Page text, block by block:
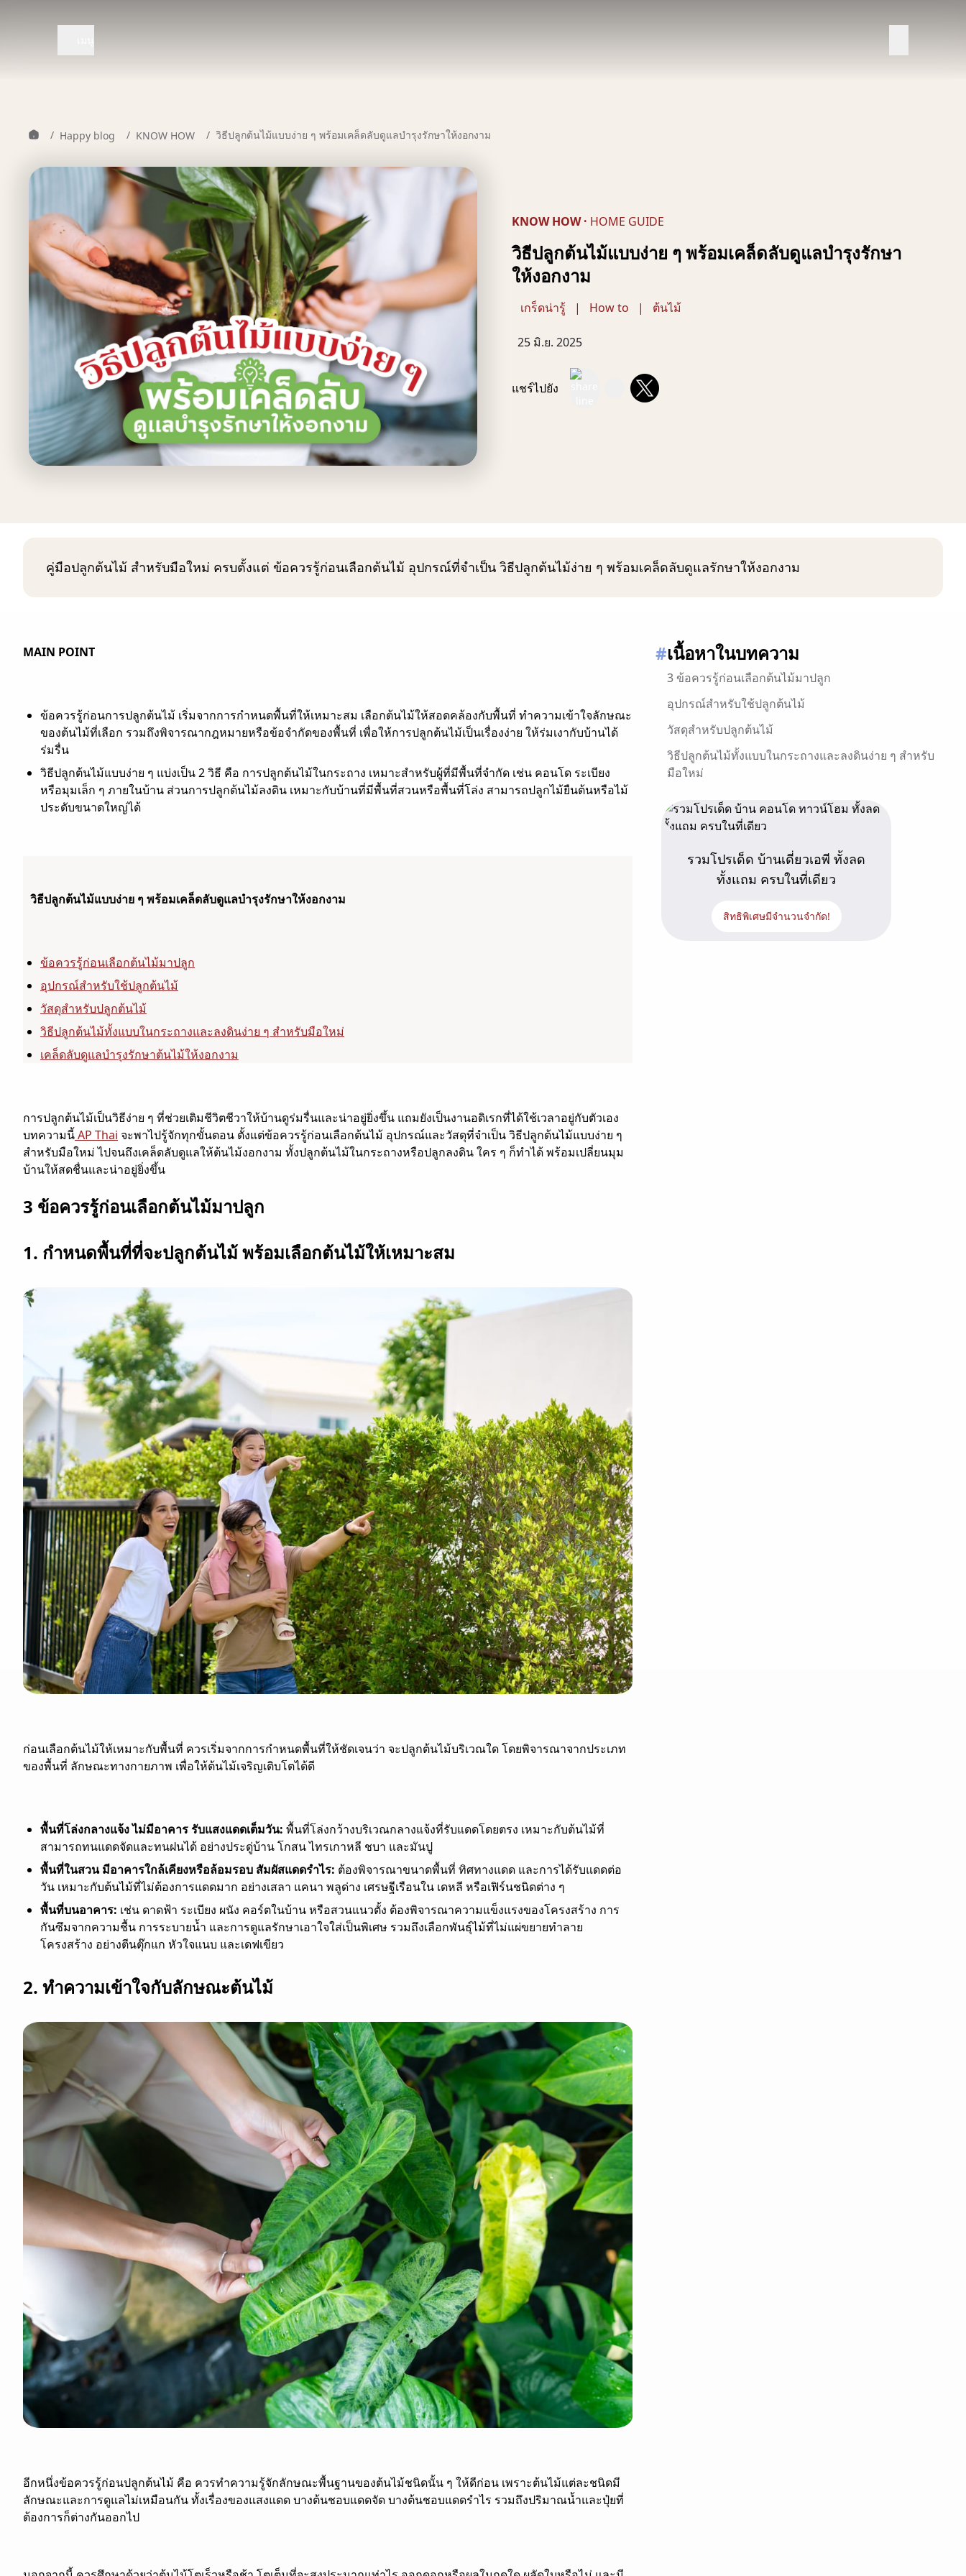
/ Happy blog / KNOW HOW / วิธีปลูกต้นไม้แบบง่าย ๆ พร้อมเคล็ดลับดูแลบำรุงรักษาให้งอกงาม
KNOW HOW· HOME GUIDE
วิธีปลูกต้นไม้แบบง่าย ๆ พร้อมเคล็ดลับดูแลบำรุงรักษา
ให้งอกงาม
เกร็ดน่ารู้ | How to | ต้นไม้
25 มิ.ย. 2025
แชร์ไปยัง
คู่มือปลูกต้นไม้ สำหรับมือใหม่ ครบตั้งแต่ ข้อควรรู้ก่อนเลือกต้นไม้ อุปกรณ์ที่จำเป็น วิธีปลูกต้นไม้ง่าย ๆ พร้อมเคล็ดลับดูแลรักษาให้งอกงาม
#เนื้อหาในบทความ
3 ข้อควรรู้ก่อนเลือกต้นไม้มาปลูก
อุปกรณ์สำหรับใช้ปลูกต้นไม้
วัสดุสำหรับปลูกต้นไม้
วิธีปลูกต้นไม้ทั้งแบบในกระถางและลงดินง่าย ๆ สำหรับ
มือใหม่
6 เคล็ดลับดูแลบำรุงรักษาต้นไม้ให้งอกงาม
รวมต้นไม้น่าปลูก เสริมบรรยากาศบ้านให้น่าอยู่ จาก AP
เปลี่ยนมุมบ้านให้มีชีวิต เริ่มต้นด้วยการปลูกต้นไม้ง่าย ๆ
รวมโปรเด็ด บ้านเดี่ยวเอพี ทั้งลด
ทั้งแถม ครบในที่เดียว
สิทธิพิเศษมีจำนวนจำกัด!
MAIN POINT
ข้อควรรู้ก่อนการปลูกต้นไม้ เริ่มจากการกำหนดพื้นที่ให้เหมาะสม เลือกต้นไม้ให้สอดคล้องกับพื้นที่ ทำความเข้าใจลักษณะ
ของต้นไม้ที่เลือก รวมถึงพิจารณากฎหมายหรือข้อจำกัดของพื้นที่ เพื่อให้การปลูกต้นไม้เป็นเรื่องง่าย ให้ร่มเงากับบ้านได้
ร่มรื่น
วิธีปลูกต้นไม้แบบง่าย ๆ แบ่งเป็น 2 วิธี คือ การปลูกต้นไม้ในกระถาง เหมาะสำหรับผู้ที่มีพื้นที่จำกัด เช่น คอนโด ระเบียง
หรือมุมเล็ก ๆ ภายในบ้าน ส่วนการปลูกต้นไม้ลงดิน เหมาะกับบ้านที่มีพื้นที่สวนหรือพื้นที่โล่ง สามารถปลูกไม้ยืนต้นหรือไม้
ประดับขนาดใหญ่ได้
วิธีปลูกต้นไม้แบบง่าย ๆ พร้อมเคล็ดลับดูแลบำรุงรักษาให้งอกงาม
ข้อควรรู้ก่อนเลือกต้นไม้มาปลูก
อุปกรณ์สำหรับใช้ปลูกต้นไม้
วัสดุสำหรับปลูกต้นไม้
วิธีปลูกต้นไม้ทั้งแบบในกระถางและลงดินง่าย ๆ สำหรับมือใหม่
เคล็ดลับดูแลบำรุงรักษาต้นไม้ให้งอกงาม
การปลูกต้นไม้เป็นวิธีง่าย ๆ ที่ช่วยเติมชีวิตชีวาให้บ้านดูร่มรื่นและน่าอยู่ยิ่งขึ้น แถมยังเป็นงานอดิเรกที่ได้ใช้เวลาอยู่กับตัวเอง
บทความนี้AP Thai จะพาไปรู้จักทุกขั้นตอน ตั้งแต่ข้อควรรู้ก่อนเลือกต้นไม้ อุปกรณ์และวัสดุที่จำเป็น วิธีปลูกต้นไม้แบบง่าย ๆ
สำหรับมือใหม่ ไปจนถึงเคล็ดลับดูแลให้ต้นไม้งอกงาม ทั้งปลูกต้นไม้ในกระถางหรือปลูกลงดิน ใคร ๆ ก็ทำได้ พร้อมเปลี่ยนมุม
บ้านให้สดชื่นและน่าอยู่ยิ่งขึ้น
3 ข้อควรรู้ก่อนเลือกต้นไม้มาปลูก
1. กำหนดพื้นที่ที่จะปลูกต้นไม้ พร้อมเลือกต้นไม้ให้เหมาะสม
ก่อนเลือกต้นไม้ให้เหมาะกับพื้นที่ ควรเริ่มจากการกำหนดพื้นที่ให้ชัดเจนว่า จะปลูกต้นไม้บริเวณใด โดยพิจารณาจากประเภท
ของพื้นที่ ลักษณะทางกายภาพ เพื่อให้ต้นไม้เจริญเติบโตได้ดี
พื้นที่โล่งกลางแจ้ง ไม่มีอาคาร รับแสงแดดเต็มวัน: พื้นที่โล่งกว้างบริเวณกลางแจ้งที่รับแดดโดยตรง เหมาะกับต้นไม้ที่
สามารถทนแดดจัดและทนฝนได้ อย่างประดู่บ้าน โกสน ไทรเกาหลี ชบา และมันปู
พื้นที่ในสวน มีอาคารใกล้เคียงหรือล้อมรอบ สัมผัสแดดรำไร: ต้องพิจารณาขนาดพื้นที่ ทิศทางแดด และการได้รับแดดต่อ
วัน เหมาะกับต้นไม้ที่ไม่ต้องการแดดมาก อย่างเสลา แคนา พลูด่าง เศรษฐีเรือนใน เดหลี หรือเฟิร์นชนิดต่าง ๆ
พื้นที่บนอาคาร: เช่น ดาดฟ้า ระเบียง ผนัง คอร์ตในบ้าน หรือสวนแนวตั้ง ต้องพิจารณาความแข็งแรงของโครงสร้าง การ
กันซึมจากความชื้น การระบายน้ำ และการดูแลรักษาเอาใจใส่เป็นพิเศษ รวมถึงเลือกพันธุ์ไม้ที่ไม่แผ่ขยายทำลาย
โครงสร้าง อย่างตีนตุ๊กแก หัวใจแนบ และเดฟเขียว
2. ทำความเข้าใจกับลักษณะต้นไม้
อีกหนึ่งข้อควรรู้ก่อนปลูกต้นไม้ คือ ควรทำความรู้จักลักษณะพื้นฐานของต้นไม้ชนิดนั้น ๆ ให้ดีก่อน เพราะต้นไม้แต่ละชนิดมี
ลักษณะและการดูแลไม่เหมือนกัน ทั้งเรื่องของแสงแดด บางต้นชอบแดดจัด บางต้นชอบแดดรำไร รวมถึงปริมาณน้ำและปุ๋ยที่
ต้องการก็ต่างกันออกไป